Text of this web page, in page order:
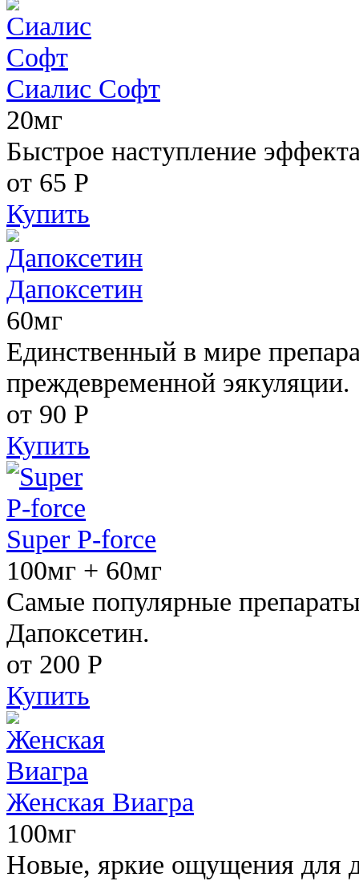
Сиалис Софт
20мг
Быстрое наступление
от 65 Р
Купить
Дапоксетин
60мг
Единственный в мире
преждевременной эякуляции.
от 90 Р
Купить
Super P-force
100мг + 60мг
Самые популярные
Дапоксетин.
от 200 Р
Купить
Женская Виагра
100мг
Новые, яркие ощущения для